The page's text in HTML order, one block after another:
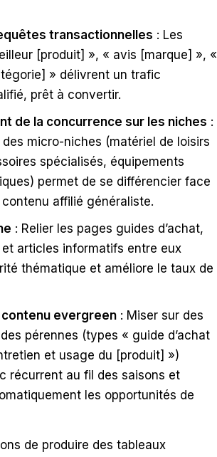
transactionnelles : Les
[produit] », « avis [marque] », «
» délivrent un trafic
prêt à convertir.
de la concurrence sur les niches :
des micro-niches (matériel de loisirs
spécialisés, équipements
permet de se différencier face
affilié généraliste.
: Relier les pages guides d’achat,
articles informatifs entre eux
thématique et améliore le taux de
evergreen : Miser sur des
pérennes (types « guide d’achat
et usage du [produit] »)
récurrent au fil des saisons et
les opportunités de
de produire des tableaux